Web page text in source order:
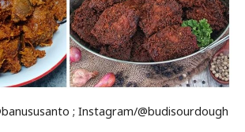
; Instagram/@budisourdough